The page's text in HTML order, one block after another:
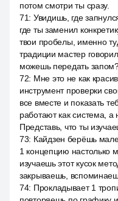
потом смотри ты сразу.
71: Увидишь, где
где ты заменил
твои пробелы, именно
традиции мастер
можешь передать
72: Мне это не как
инструмент проверки
все вместе и показать
работают как система, а
Представь, что ты
73: Кайдзен берёшь
1 концепцию настолько
изучаешь этот кусок
закрываешь,
74: Прокладывает 1